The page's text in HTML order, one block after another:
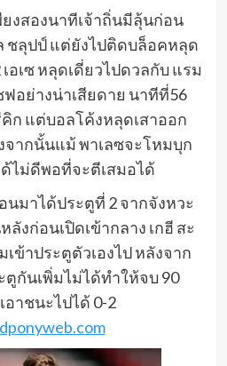
ยงสองนาทีเจ้าถิ่นมีลุ้นก่อน
ชลุปป์ แต่ยังไปติดบล็อคหลุด
อเซ หลุดเดี่ยวไปดวลกับ แรม
ฟอย่างน่าเสียดาย นาทีที่56
ก แต่บอลโค้งหลุดเสาออก
จากนั้นแม้ พาเลซจะโหมบุก
ไม่ดีพอที่จะตีเสมอได้
นมาได้ประตูที่ 2 จากจังหวะ
งก่อนเปิดเข้ากลาง เกฮี สะ
ข้าประตูตัวเองไป หลังจาก
กันเพิ่มไม่ได้ทำให้จบ 90
าชนะไปได้ 0-2